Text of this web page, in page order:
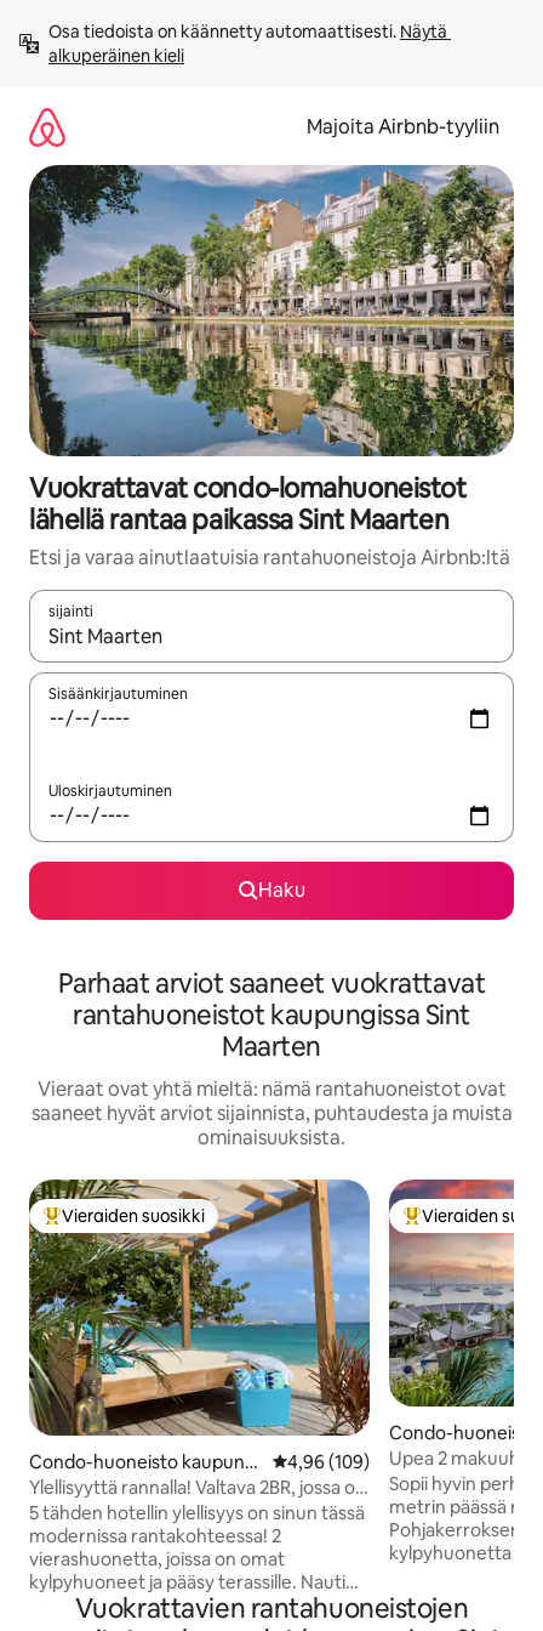
sisältö
väliin
Osa tiedoista on käännetty automaattisesti. Näytä
alkuperäinen kieli
Majoita Airbnb-tyyliin
Vuokrattavat condo-lomahuoneistot
lähellä rantaa paikassa Sint Maarten
Etsi ja varaa ainutlaatuisia rantahuoneistoja Airbnb:ltä
sijainti
Kun tulokset ovat saatavilla, navigoi ylös- ja alas-
Sisäänkirjautuminen
Uloskirjautuminen
Haku
Parhaat arviot saaneet vuokrattavat
rantahuoneistot kaupungissa Sint
Maarten
Vieraat ovat yhtä mieltä: nämä rantahuoneistot ovat
saaneet hyvät arviot sijainnista, puhtaudesta ja muista
ominaisuuksista.
Vieraiden suosikkien parhaimmistoa
Vieraiden suosikki
Condo-huoneisto kaupungi
ssa Simpson Bay
Keskimääräinen arvio 4,96/5,
4,96 (109)
Ylellisyyttä rannalla! Valtava 2BR, jossa on
kaikkea! 😍🤩😍
5 tähden hotellin ylellisyys on sinun tässä
modernissa rantakohteessa! 2
vierashuonetta, joissa on omat
kylpyhuoneet ja pääsy terassille. Nauti
omien aterioidesi valmistamisesta ja
Vieraiden
Vieraiden
Condo-huoneisto
Cole Bay
Upea 2
pääsy rannalle
Sopii hyvin
metrin päässä
kylpyhuonetta
altaalle, uima-
ravintolaan.
Vuokrattavien rantahuoneistojen